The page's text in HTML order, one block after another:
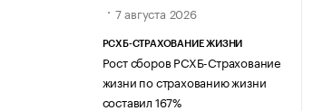
7 августа 2026
РСХБ-СТРАХОВАНИЕ ЖИЗНИ
Рост сборов РСХБ-Страхование
жизни по страхованию жизни
составил 167%